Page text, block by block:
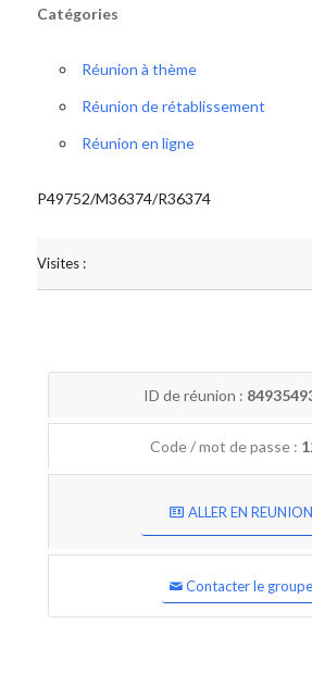
Catégories
Réunion à thème
Réunion de rétablissement
Réunion en ligne
P49752/M36374/R36374
Visites :
ID de réunion :
Code / mot de passe :
ALLER EN REUNION
Contacter le groupe